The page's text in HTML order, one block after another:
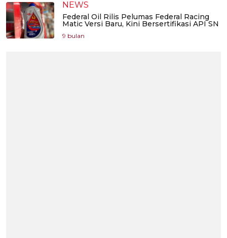
NEWS
Federal Oil Rilis Pelumas Federal Racing
Matic Versi Baru, Kini Bersertifikasi API SN
9 bulan